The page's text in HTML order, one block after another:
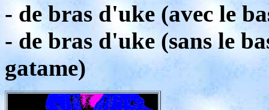
- de bras d'uke (avec le
- de bras d'uke (sans le
gatame)